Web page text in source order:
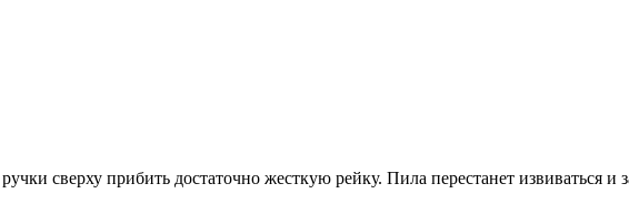
сверху прибить достаточно жесткую рейку. Пила перестанет извиваться и